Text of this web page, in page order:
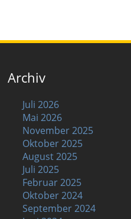
Archiv
Juli 2026
Mai 2026
November 2025
Oktober 2025
August 2025
Juli 2025
Februar 2025
Oktober 2024
September 2024